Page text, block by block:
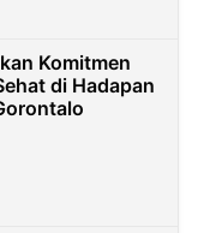
Komitmen
di Hadapan